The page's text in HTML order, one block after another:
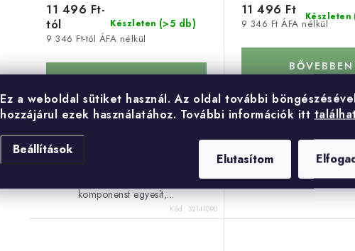
Ez a weboldal sütiket használ. Az oldal további
hozzájárul ezek használatához. További információk itt
Beállítások
Elutasítom
Készleten (>5 db)
9 346 Ft-tól ÁFA nélkül
11 496 Ft-
tól
A kétkomponensű, oldószeres epoxi
alapozó nagyszerű segítőtárs a
legkülönbözőbb építési és felületi
komponenst egyesít,...
Kód: 32141090
Készleten
9 346 Ft ÁFA nélkül
11 496 Ft
BŐVEBBEN
A nagy szilárdságú,
kiszáradó,
cementkötésű
építőanyag, amely
tulajdonsággal
habarcsot úgy...